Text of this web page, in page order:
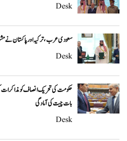
Desk
سعودی عرب، ترکیہ اور پاکستان نے
Desk
حکومت کی تحریک انصاف کو مذاکرات
بات چیت کی آمادگی
Desk